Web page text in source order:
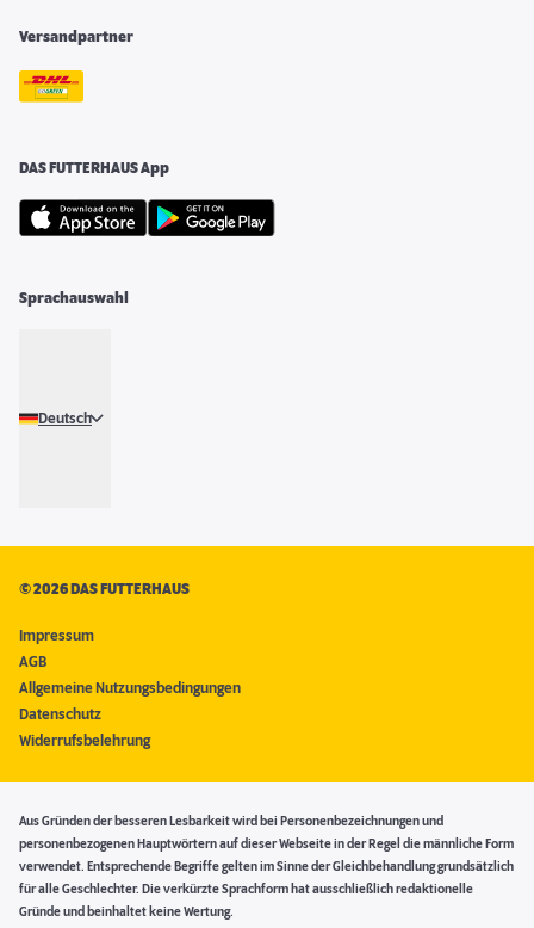
Versandpartner
DAS FUTTERHAUS App
Sprachauswahl
Deutsch
©2026 DAS FUTTERHAUS
Impressum
AGB
Allgemeine Nutzungsbedingungen
Datenschutz
Widerrufsbelehrung
Aus Gründen der besseren Lesbarkeit wird bei Personenbezeichnungen und
personenbezogenen Hauptwörtern auf dieser Webseite in der Regel die männliche Form
verwendet. Entsprechende Begriffe gelten im Sinne der Gleichbehandlung grundsätzlich
für alle Geschlechter. Die verkürzte Sprachform hat ausschließlich redaktionelle
Gründe und beinhaltet keine Wertung.